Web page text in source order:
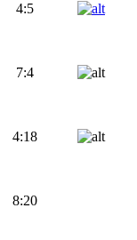
4:5
7:4
4:18
8:20